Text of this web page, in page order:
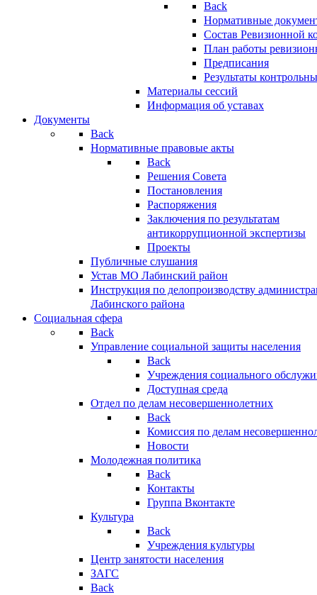
Back
Нормативные
Состав Ревизионной
План работы
Предписания
Результаты
Материалы сессий
Информация об уставах
Документы
Back
Нормативные правовые акты
Back
Решения Совета
Постановления
Распоряжения
Заключения по результатам
антикоррупционной экспертизы
Проекты
Публичные слушания
Устав МО Лабинский район
Инструкция по делопроизводству
Лабинского района
Социальная сфера
Back
Управление социальной защиты населения
Back
Учреждения социального
Доступная среда
Отдел по делам несовершеннолетних
Back
Комиссия по делам
Новости
Молодежная политика
Back
Контакты
Группа Вконтакте
Культура
Back
Учреждения культуры
Центр занятости населения
ЗАГС
Back